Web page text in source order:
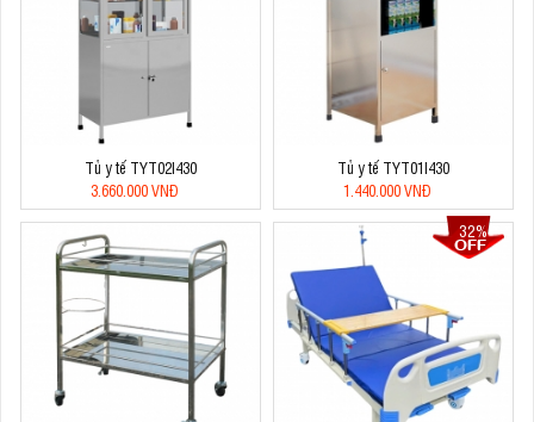
Tủ y tế TYT02I430
3.660.000 VNĐ
Tủ y tế TYT01I430
1.440.000 VNĐ
32%